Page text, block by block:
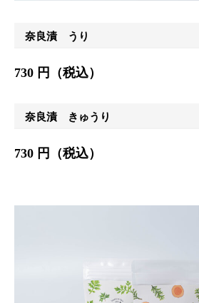
奈良漬 うり
730 円（税込）
奈良漬 きゅうり
730 円（税込）